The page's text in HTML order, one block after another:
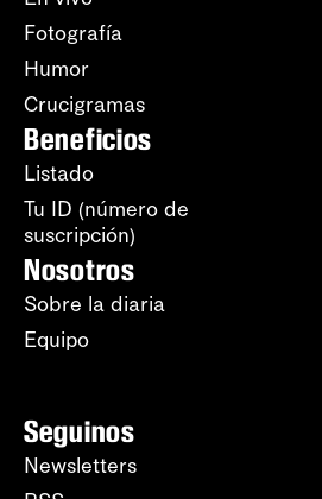
Fotografía
Humor
Crucigramas
Beneficios
Listado
Tu ID (número de
suscripción)
Nosotros
Sobre la diaria
Equipo
Seguinos
Newsletters